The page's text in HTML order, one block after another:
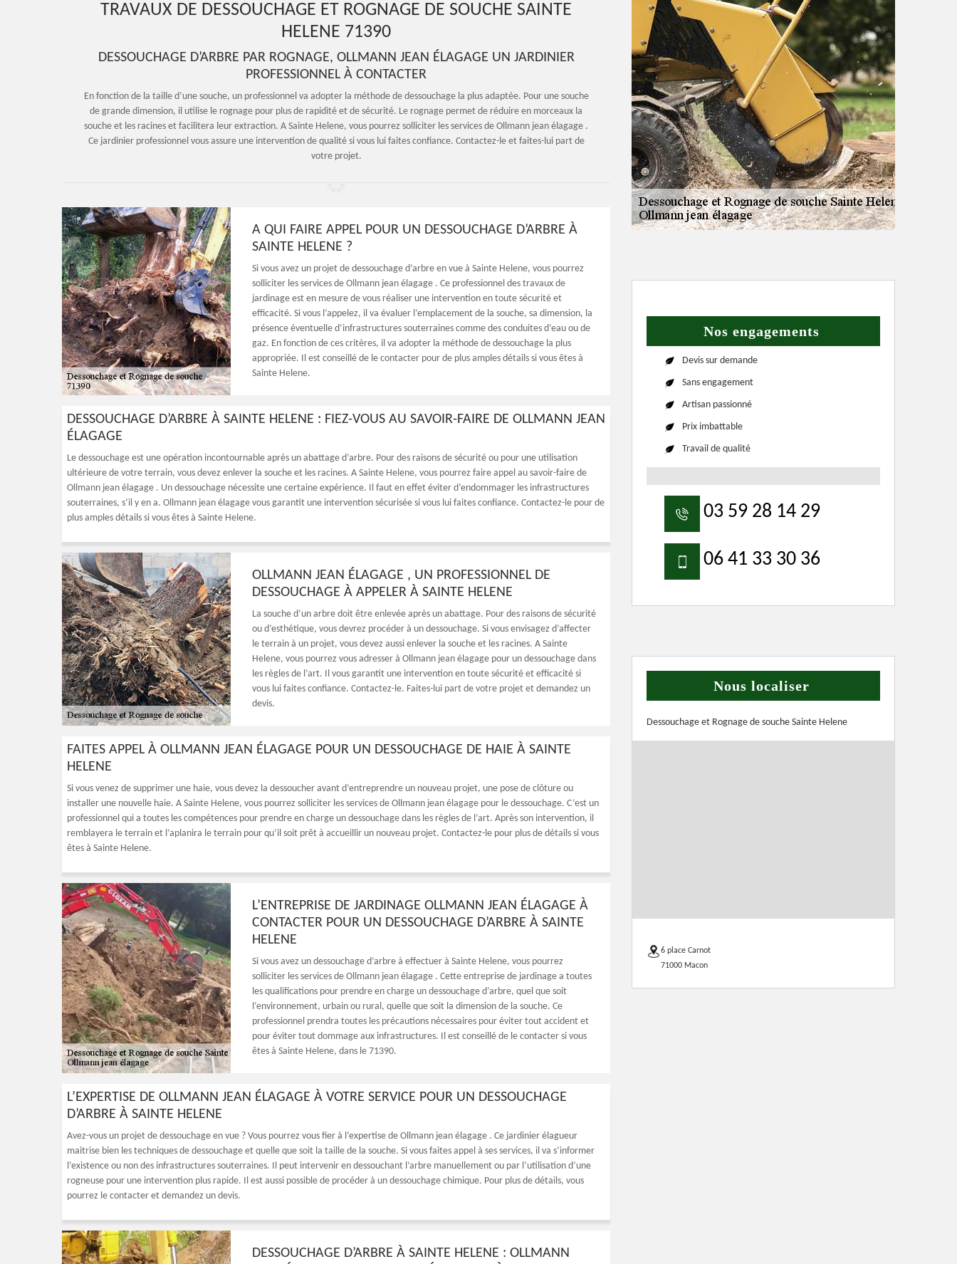
TRAVAUX DE DESSOUCHAGE ET ROGNAGE DE SOUCHE SAINTE
HELENE 71390
DESSOUCHAGE D’ARBRE PAR ROGNAGE, OLLMANN JEAN ÉLAGAGE UN JARDINIER
PROFESSIONNEL À CONTACTER
En fonction de la taille d’une souche, un professionnel va adopter la méthode de dessouchage la plus adaptée. Pour une souche
de grande dimension, il utilise le rognage pour plus de rapidité et de sécurité. Le rognage permet de réduire en morceaux la
souche et les racines et facilitera leur extraction. A Sainte Helene, vous pourrez solliciter les services de Ollmann jean élagage .
Ce jardinier professionnel vous assure une intervention de qualité si vous lui faites confiance. Contactez-le et faites-lui part de
votre projet.
A QUI FAIRE APPEL POUR UN DESSOUCHAGE D’ARBRE À
SAINTE HELENE ?
Si vous avez un projet de dessouchage d’arbre en vue à Sainte Helene, vous pourrez
solliciter les services de Ollmann jean élagage . Ce professionnel des travaux de
jardinage est en mesure de vous réaliser une intervention en toute sécurité et
efficacité. Si vous l’appelez, il va évaluer l’emplacement de la souche, sa dimension, la
présence éventuelle d’infrastructures souterraines comme des conduites d’eau ou de
gaz. En fonction de ces critères, il va adopter la méthode de dessouchage la plus
appropriée. Il est conseillé de le contacter pour de plus amples détails si vous êtes à
Sainte Helene.
DESSOUCHAGE D’ARBRE À SAINTE HELENE : FIEZ-VOUS AU SAVOIR-FAIRE DE OLLMANN JEAN
ÉLAGAGE
Le dessouchage est une opération incontournable après un abattage d’arbre. Pour des raisons de sécurité ou pour une utilisation
ultérieure de votre terrain, vous devez enlever la souche et les racines. A Sainte Helene, vous pourrez faire appel au savoir-faire de
Ollmann jean élagage . Un dessouchage nécessite une certaine expérience. Il faut en effet éviter d’endommager les infrastructures
souterraines, s’il y en a. Ollmann jean élagage vous garantit une intervention sécurisée si vous lui faites confiance. Contactez-le pour de
plus amples détails si vous êtes à Sainte Helene.
OLLMANN JEAN ÉLAGAGE , UN PROFESSIONNEL DE
DESSOUCHAGE À APPELER À SAINTE HELENE
La souche d’un arbre doit être enlevée après un abattage. Pour des raisons de sécurité
ou d’esthétique, vous devrez procéder à un dessouchage. Si vous envisagez d’affecter
le terrain à un projet, vous devez aussi enlever la souche et les racines. A Sainte
Helene, vous pourrez vous adresser à Ollmann jean élagage pour un dessouchage dans
les règles de l’art. Il vous garantit une intervention en toute sécurité et efficacité si
vous lui faites confiance. Contactez-le. Faites-lui part de votre projet et demandez un
devis.
FAITES APPEL À OLLMANN JEAN ÉLAGAGE POUR UN DESSOUCHAGE DE HAIE À SAINTE
HELENE
Si vous venez de supprimer une haie, vous devez la dessoucher avant d’entreprendre un nouveau projet, une pose de clôture ou
installer une nouvelle haie. A Sainte Helene, vous pourrez solliciter les services de Ollmann jean élagage pour le dessouchage. C’est un
professionnel qui a toutes les compétences pour prendre en charge un dessouchage dans les règles de l’art. Après son intervention, il
remblayera le terrain et l’aplanira le terrain pour qu’il soit prêt à accueillir un nouveau projet. Contactez-le pour plus de détails si vous
êtes à Sainte Helene.
L’ENTREPRISE DE JARDINAGE OLLMANN JEAN ÉLAGAGE À
CONTACTER POUR UN DESSOUCHAGE D’ARBRE À SAINTE
HELENE
Si vous avez un dessouchage d’arbre à effectuer à Sainte Helene, vous pourrez
solliciter les services de Ollmann jean élagage . Cette entreprise de jardinage a toutes
les qualifications pour prendre en charge un dessouchage d’arbre, quel que soit
l’environnement, urbain ou rural, quelle que soit la dimension de la souche. Ce
professionnel prendra toutes les précautions nécessaires pour éviter tout accident et
pour éviter tout dommage aux infrastructures. Il est conseillé de le contacter si vous
êtes à Sainte Helene, dans le 71390.
L’EXPERTISE DE OLLMANN JEAN ÉLAGAGE À VOTRE SERVICE POUR UN DESSOUCHAGE
D’ARBRE À SAINTE HELENE
Avez-vous un projet de dessouchage en vue ? Vous pourrez vous fier à l’expertise de Ollmann jean élagage . Ce jardinier élagueur
maitrise bien les techniques de dessouchage et quelle que soit la taille de la souche. Si vous faites appel à ses services, il va s’informer
l’existence ou non des infrastructures souterraines. Il peut intervenir en dessouchant l’arbre manuellement ou par l’utilisation d’une
rogneuse pour une intervention plus rapide. Il est aussi possible de procéder à un dessouchage chimique. Pour plus de détails, vous
pourrez le contacter et demandez un devis.
DESSOUCHAGE D’ARBRE À SAINTE HELENE : OLLMANN
Nos engagements
Devis sur demande
Sans engagement
Artisan passionné
Prix imbattable
Travail de qualité
03 59 28 14 29
06 41 33 30 36
Nous localiser
Dessouchage et Rognage de souche Sainte Helene
6 place Carnot
71000 Macon